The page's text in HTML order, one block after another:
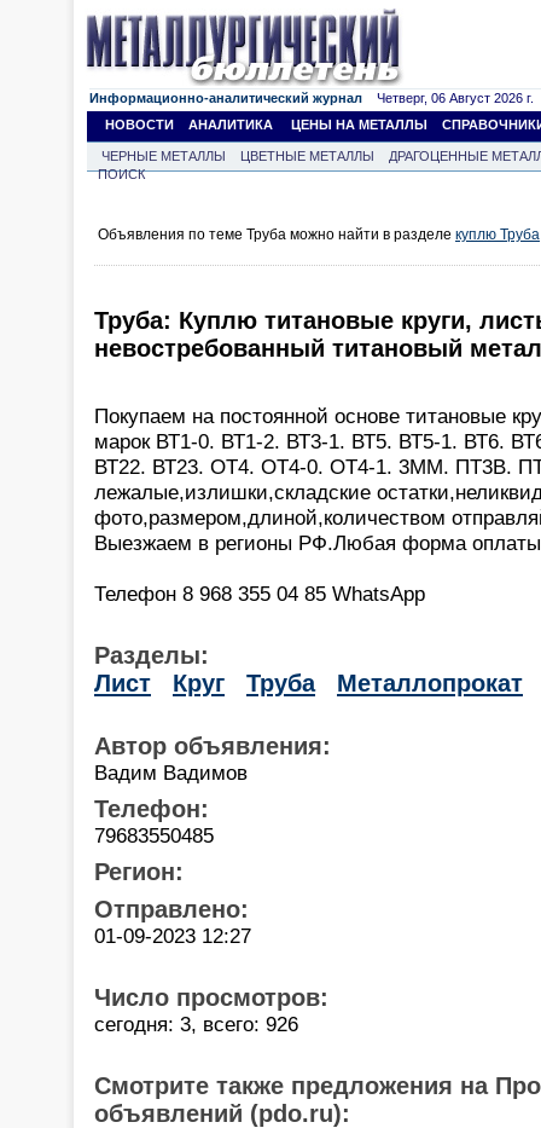
Информационно-аналитический журнал Четверг, 06 Август 2026 г.
НОВОСТИ
АНАЛИТИКА ЦЕНЫ НА МЕТАЛЛЫ
ЧЕРНЫЕ МЕТАЛЛЫ ЦВЕТНЫЕ МЕТАЛЛЫ
ДРАГОЦЕННЫЕ
ПОИСК
Объявления по теме Труба можно найти в разделе куплю Труба
Труба: Куплю титановые круги,
невостребованный титановый
Покупаем на постоянной основе титановые
марок ВТ1-0. ВТ1-2. ВТ3-1. ВТ5. ВТ5-1. ВТ6.
ВТ22. ВТ23. ОТ4. ОТ4-0. ОТ4-1. 3ММ. ПТ3В.
лежалые,излишки,складские
фото,размером,длиной,количеством
Выезжаем в регионы РФ.Любая форма
Телефон 8 968 355 04 85 WhatsApp
Разделы:
Лист
Круг Труба Металлопрокат
Автор объявления:
Вадим Вадимов
Телефон:
79683550485
Регион:
Отправлено:
01-09-2023 12:27
Число просмотров:
сегодня: 3, всего: 926
Смотрите также предложения на
объявлений (pdo.ru):